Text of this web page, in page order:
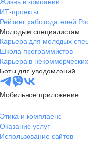
ИТ-проекты
Рейтинг работодателей
Молодым специалистам
Карьера для молодых
Школа программистов
Карьера в
Боты для уведомлений
Мобильное приложение
Этика и комплаенс
Оказание услуг
Использование сайтов